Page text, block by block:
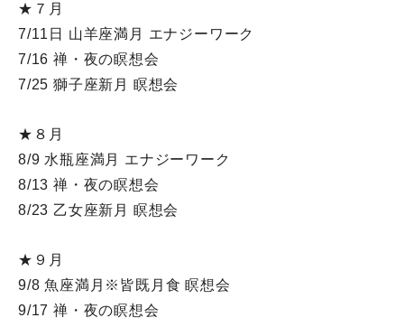
★７月
7/11日 山羊座満月 エナジーワーク
7/16 禅・夜の瞑想会
7/25 獅子座新月 瞑想会
★８月
8/9 水瓶座満月 エナジーワーク
8/13 禅・夜の瞑想会
8/23 乙女座新月 瞑想会
★９月
9/8 魚座満月※皆既月食 瞑想会
9/17 禅・夜の瞑想会